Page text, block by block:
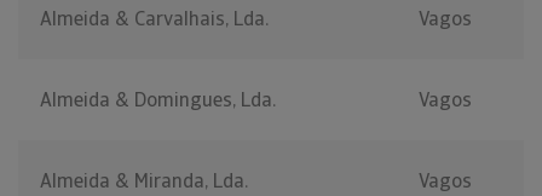
Almeida & Carvalhais, Lda. Vagos
Almeida & Domingues, Lda. Vagos
Almeida & Miranda, Lda. Vagos